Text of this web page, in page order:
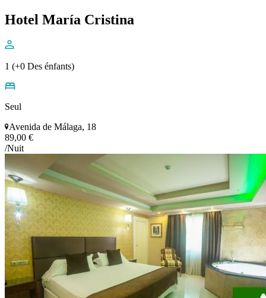
Hotel María Cristina
1 (+0 Des énfants)
Seul
Avenida de Málaga, 18
89,00 €
/Nuit